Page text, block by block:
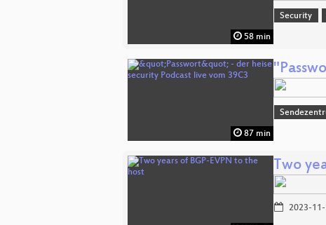
58 min
Security
87 min
Two
2023-11-